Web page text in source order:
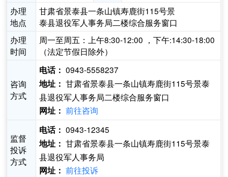
办理
地点
甘肃省景泰县一条山镇寿鹿街115号景
泰县退役军人事务局二楼综合服务窗口
办理
时间
周一至周五：上午8:30-12:00 ，下午:14:30-18:00
（法定节假日除外）
咨询
方式
电话： 0943-5558237
地址： 甘肃省景泰县一条山镇寿鹿街115号景泰
县退役军人事务局二楼综合服务窗口
网址： 前往咨询
监督
投诉
方式
电话： 0943-12345
地址： 甘肃省景泰县一条山镇寿鹿街115号景泰
县退役军人事务局
网址： 前往投诉